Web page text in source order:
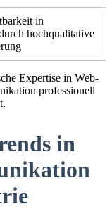
in
hochqualitative
Expertise in Web-
professionell
in